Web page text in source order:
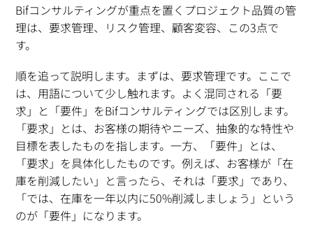
Bifコンサルティングが重点を置くプロジェクト品質の管
理は、要求管理、リスク管理、顧客変容、この3点で
す。
順を追って説明します。まずは、要求管理です。ここで
は、用語について少し触れます。よく混同される「要
求」と「要件」をBifコンサルティングでは区別します。
「要求」とは、お客様の期待やニーズ、抽象的な特性や
目標を表したものを指します。一方、「要件」とは、
「要求」を具体化したものです。例えば、お客様が「在
庫を削減したい」と言ったら、それは「要求」であり、
「では、在庫を一年以内に50%削減しましょう」という
のが「要件」になります。